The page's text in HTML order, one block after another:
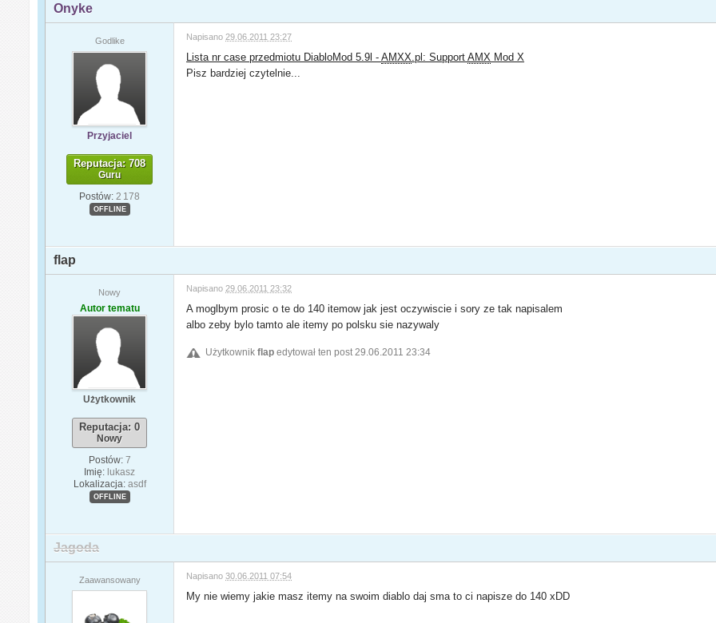
Onyke
Godlike
Przyjaciel
Reputacja: 708
Guru
Postów: 2 178
OFFLINE
Napisano 29.06.2011 23:27
Lista nr case przedmiotu DiabloMod 5.9l -AMXX .pl: SupportAMX Mod X
Pisz bardziej czytelnie...
flap
Nowy
Autor tematu
Użytkownik
Reputacja: 0
Nowy
Postów: 7
Imię: lukasz
Lokalizacja: asdf
OFFLINE
Napisano 29.06.2011 23:32
A moglbym prosic o te do 140 itemow jak jest oczywiscie i sory ze tak napisalem
albo zeby bylo tamto ale itemy po polsku sie nazywaly
Użytkownikflap edytował ten post 29.06.2011 23:34
Jagoda
Zaawansowany Napisano30.06.2011 07:54
My nie wiemy jakie masz itemy na swoim diablo daj sma to ci napisze do 140 xDD